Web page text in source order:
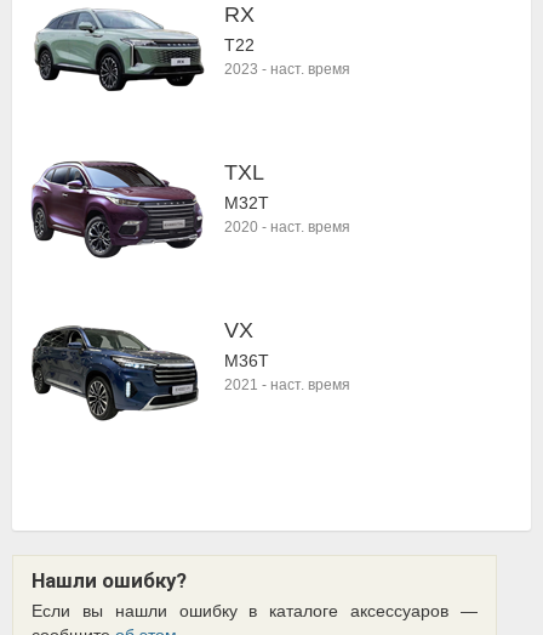
RX
T22
2023 - наст. время
TXL
M32T
2020 - наст. время
VX
M36T
2021 - наст. время
Нашли ошибку?
Если вы нашли ошибку в каталоге аксессуаров —